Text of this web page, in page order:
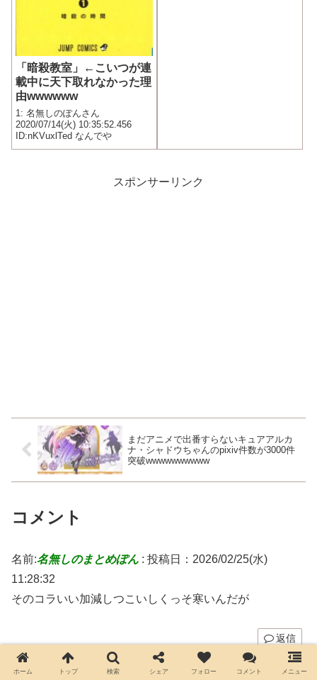
「暗殺教室」←こいつが連
載中に天下取れなかった理
由wwwwww
1: 名無しのぽんさん
2020/07/14(火) 10:35:52.456
ID:nKVuxlTed なんでや
スポンサーリンク
まだアニメで出番すらないキュアアルカ
ナ・シャドウちゃんのpixiv件数が3000件
突破wwwwwwwwww
コメント
名前:名無しのまとめぽん : 投稿日：2026/02/25(水)
11:28:32
そのコラいい加減しつこいしくっそ寒いんだが
返信
ホーム トップ 検索 シェア フォロー コメント メニュー